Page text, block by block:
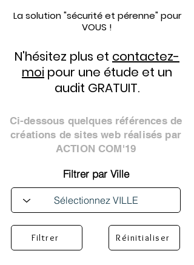
La solution "sécurité et pérenne" pour
VOUS !
N'hésitez plus et contactez-
moi pour une étude et un
audit GRATUIT.
Ci-dessous quelques références de
créations de sites web réalisés par
ACTION COM'19
Filtrer par Ville
Filtrer Réinitialiser